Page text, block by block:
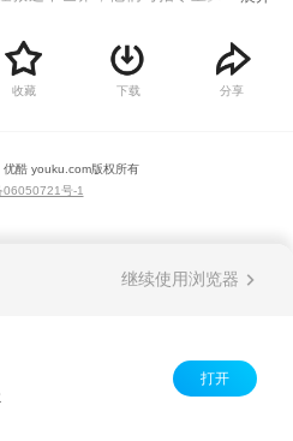
难，结识了更多同伴，最终凭着友
义的力量拯救了彩虹国。
收藏 下载 分享
优酷 youku.com版权所有
06050721号-1
继续使用浏览器
打开